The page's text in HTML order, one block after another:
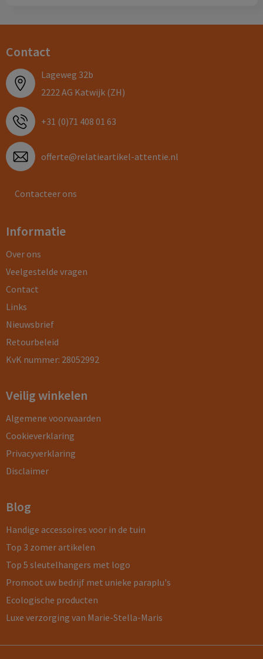
Contact
Lageweg 32b
2222 AG Katwijk (ZH)
+31 (0)71 408 01 63
offerte@relatieartikel-attentie.nl
Contacteer ons
Informatie
Over ons
Veelgestelde vragen
Contact
Links
Nieuwsbrief
Retourbeleid
KvK nummer: 28052992
Veilig winkelen
Algemene voorwaarden
Cookieverklaring
Privacyverklaring
Disclaimer
Blog
Handige accessoires voor in de tuin
Top 3 zomer artikelen
Top 5 sleutelhangers met logo
Promoot uw bedrijf met unieke paraplu's
Ecologische producten
Luxe verzorging van Marie-Stella-Maris